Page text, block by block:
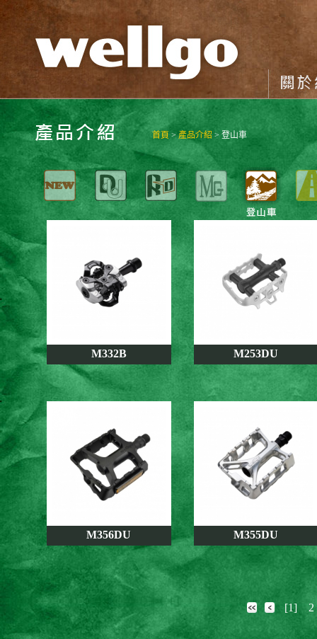
首頁 >產品介紹 > 登山車
M332B M253DU
M356DU M355DU
[1] 2